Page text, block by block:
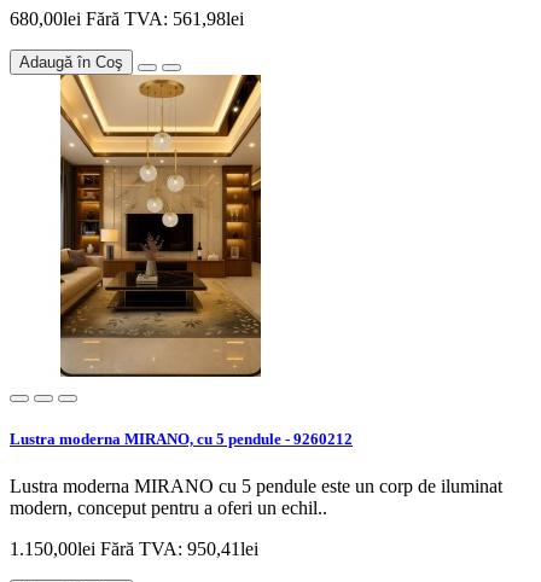
680,00lei Fără TVA: 561,98lei
Adaugă în Coş
Lustra moderna MIRANO, cu 5 pendule - 9260212
Lustra moderna MIRANO cu 5 pendule este un corp de iluminat
modern, conceput pentru a oferi un echil..
1.150,00lei Fără TVA: 950,41lei